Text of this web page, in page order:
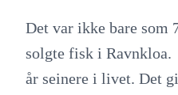
Det var ikke bare som
solgte fisk i
år seinere i livet. Det